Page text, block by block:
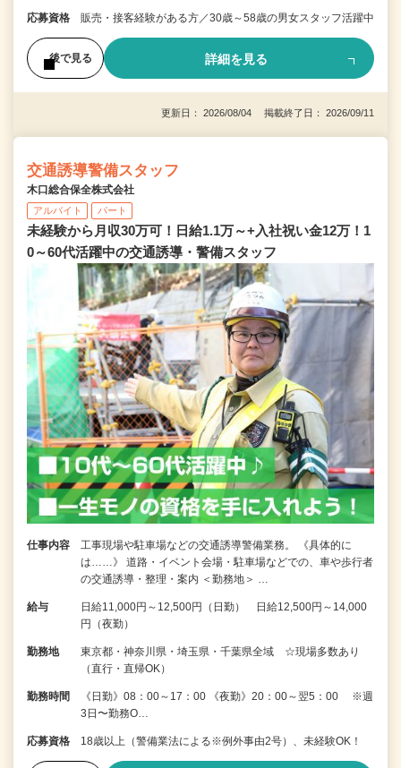
応募資格 販売・接客経験がある方／30歳～58歳の男女スタッフ活躍中
後で見る 詳細を見る
更新日： 2026/08/04 掲載終了日： 2026/09/11
交通誘導警備スタッフ
木口総合保全株式会社
アルバイト パート
未経験から月収30万可！日給1.1万～+入社祝い金12万！1
0～60代活躍中の交通誘導・警備スタッフ
仕事内容
工事現場や駐車場などの交通誘導警備業務。 《具体的に
は……》 道路・イベント会場・駐車場などでの、車や歩行者
の交通誘導・整理・案内 ＜勤務地＞ …
給与
日給11,000円～12,500円（日勤） 日給12,500円～14,000
円（夜勤）
勤務地
東京都・神奈川県・埼玉県・千葉県全域 ☆現場多数あり
（直行・直帰OK）
勤務時間
《日勤》08：00～17：00 《夜勤》20：00～翌5：00 ※週
3日〜勤務O…
応募資格 18歳以上（警備業法による※例外事由2号）、未経験OK！